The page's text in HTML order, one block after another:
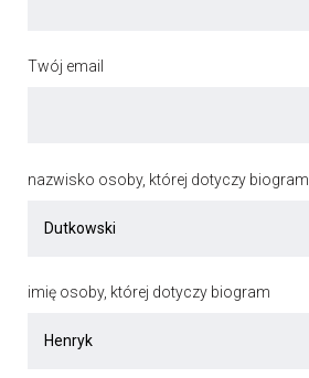
Twój email
nazwisko osoby, której dotyczy biogram
imię osoby, której dotyczy biogram